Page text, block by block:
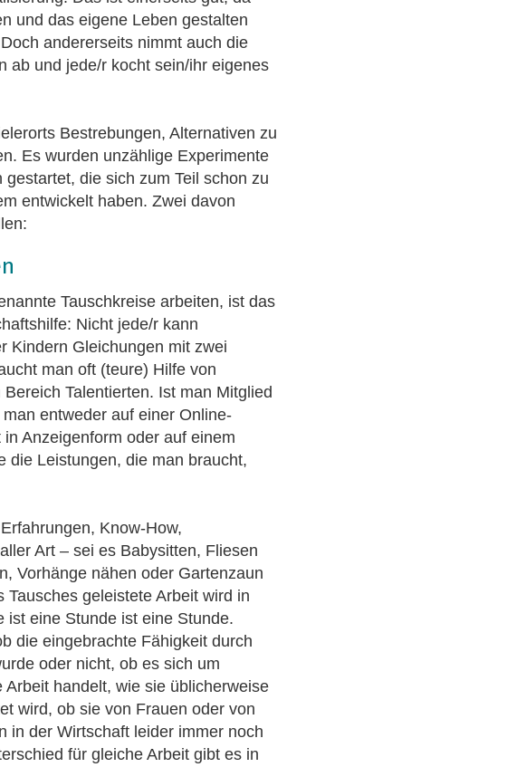
und das eigene Leben gestalten
andererseits nimmt auch die
ab und jede/r kocht sein/ihr eigenes
Bestrebungen, Alternativen zu
Es wurden unzählige Experimente
die sich zum Teil schon zu
entwickelt haben. Zwei davon
Tauschkreise arbeiten, ist das
Nicht jede/r kann
Kindern Gleichungen mit zwei
man oft (teure) Hilfe von
Talentierten. Ist man Mitglied
entweder auf einer Online-
Anzeigenform oder auf einem
die Leistungen, die man braucht,
Know-How,
Art – sei es Babysitten, Fliesen
Vorhänge nähen oder Gartenzaun
geleistete Arbeit wird in
ist eine Stunde ist eine Stunde.
die eingebrachte Fähigkeit durch
oder nicht, ob es sich um
handelt, wie sie üblicherweise
wird, ob sie von Frauen oder von
in der Wirtschaft leider immer noch
für gleiche Arbeit gibt es in